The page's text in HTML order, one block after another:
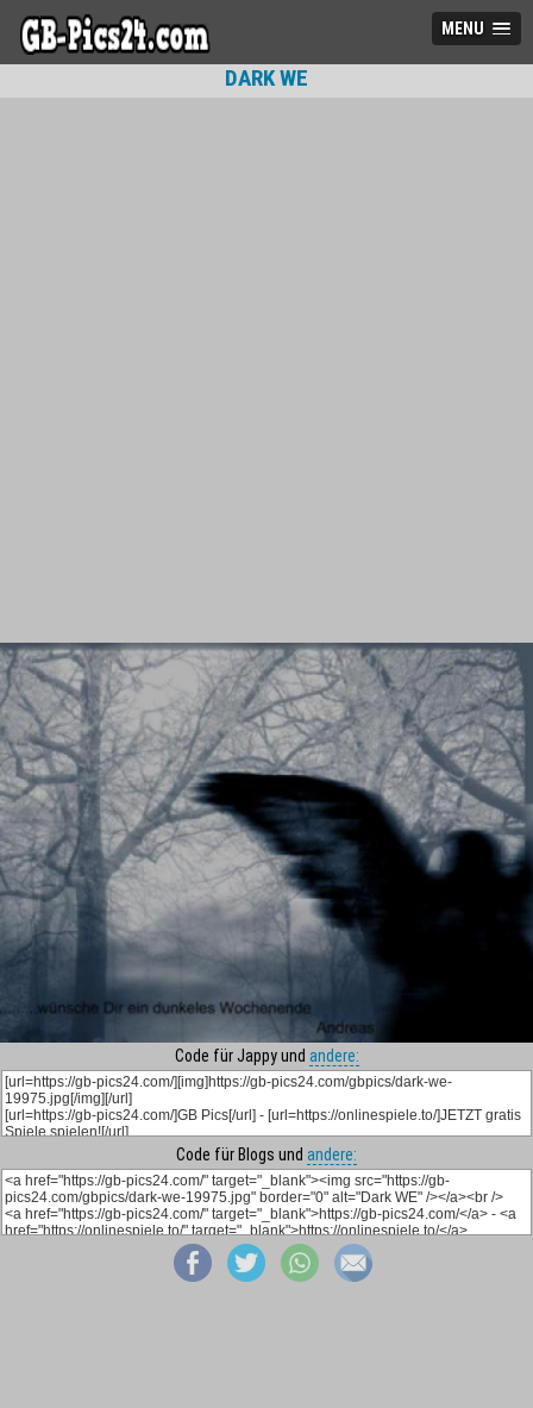
MENU
DARK WE
Code für Jappy und andere:
Code für Blogs und andere: